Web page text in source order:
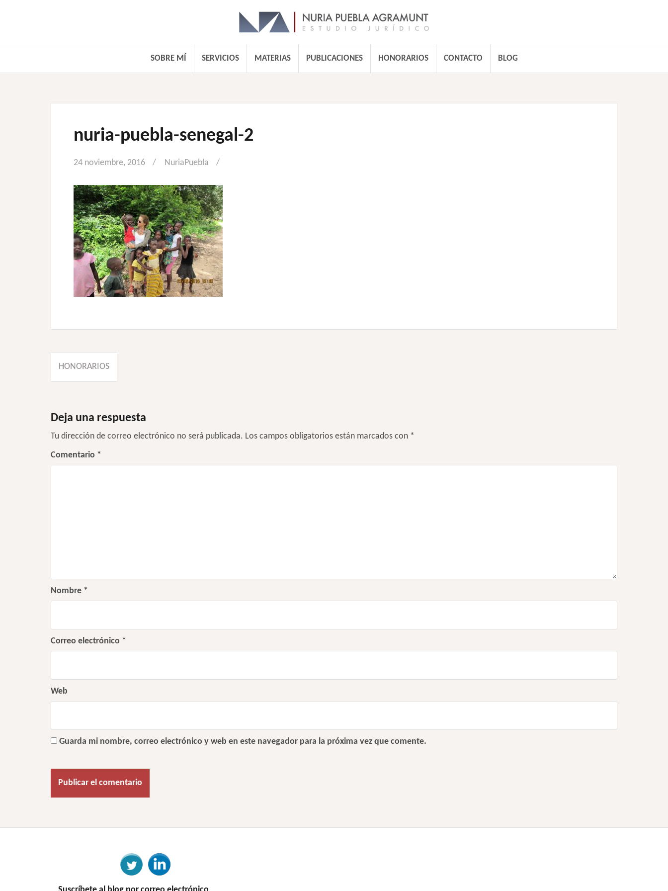
SOBRE MÍ SERVICIOS MATERIAS PUBLICACIONES HONORARIOS CONTACTO BLOG
nuria-puebla-senegal-2
24 noviembre, 2016 NuriaPuebla
Navegación
HONORARIOS
Deja una respuesta
Tu dirección de correo electrónico no será publicada. Los campos obligatorios están marcados con *
Comentario *
Nombre *
Correo electrónico *
Web
Guarda mi nombre, correo electrónico y web en este navegador para la próxima vez que comente.